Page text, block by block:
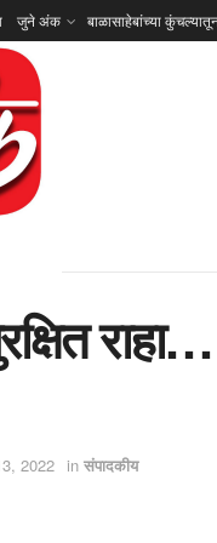
जुने अंक बाळासाहेबांच्या
राहा…
2022 in संपादकीय